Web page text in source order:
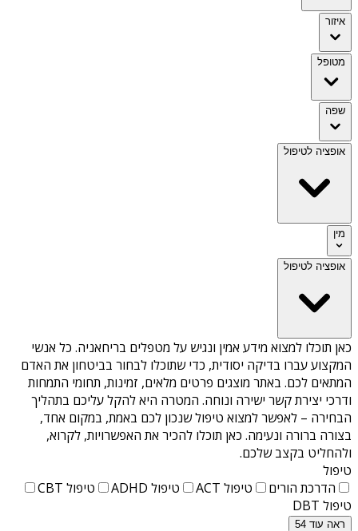
איזור
מטופל
שפה
אופציה לטיפול
מין
אופציה לטיפול
כאן תוכלו למצוא מידע אמין ונגיש על מטפלים בריחאניה. כל אנשי
המקצוע עברו בדיקה יסודית, כדי שתוכלו לבחור בביטחון את האדם
המתאים לכם. באתר מוצגים פרטים מלאים, זמינות, תחומי התמחות
ודרכי יצירת קשר ישירה ונוחה. המטרה היא להקל עליכם בתהליך
הבחירה – לאפשר למצוא טיפול שנכון לכם באמת, במקום אחד,
בצורה ברורה ונעימה. כאן תוכלו להכיר את האפשרויות, לקרוא,
ולהחליט בקצב שלכם.
טיפול
הדרכת הורים
טיפול ACT טיפול ADHD
טיפול CBT
טיפול DBT
ראה עוד 54